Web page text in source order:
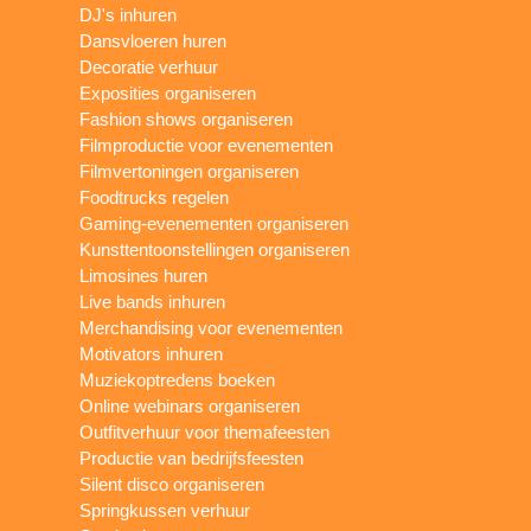
DJ's inhuren
Dansvloeren huren
Decoratie verhuur
Exposities organiseren
Fashion shows organiseren
Filmproductie voor evenementen
Filmvertoningen organiseren
Foodtrucks regelen
Gaming-evenementen organiseren
Kunsttentoonstellingen organiseren
Limosines huren
Live bands inhuren
Merchandising voor evenementen
Motivators inhuren
Muziekoptredens boeken
Online webinars organiseren
Outfitverhuur voor themafeesten
Productie van bedrijfsfeesten
Silent disco organiseren
Springkussen verhuur